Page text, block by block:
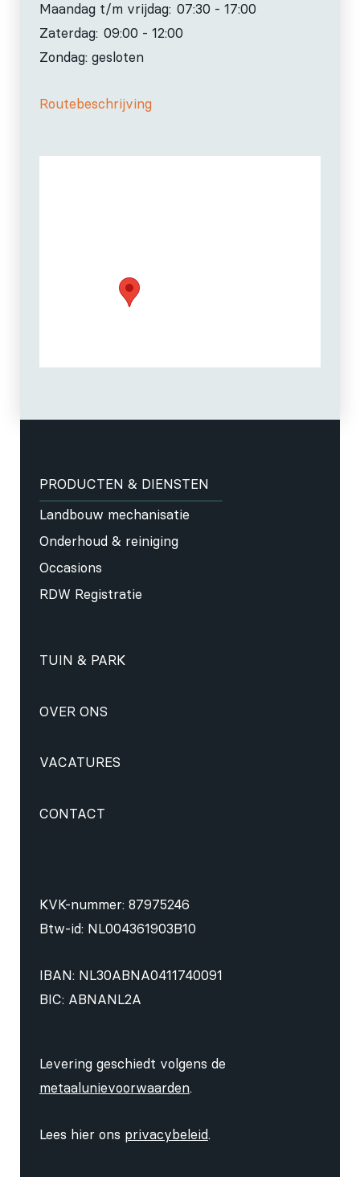
Maandag t/m vrijdag: 07:30 - 17:00
Zaterdag: 09:00 - 12:00
Zondag: gesloten
Routebeschrijving
PRODUCTEN & DIENSTEN
Landbouw mechanisatie
Onderhoud & reiniging
Occasions
RDW Registratie
TUIN & PARK
OVER ONS
VACATURES
CONTACT
KVK-nummer: 87975246
Btw-id: NL004361903B10
IBAN: NL30ABNA0411740091
BIC: ABNANL2A
Levering geschiedt volgens de
metaalunievoorwaarden.
Lees hier ons privacybeleid.